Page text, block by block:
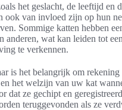
het geslacht, de leeftijd en
ook van invloed zijn op hun
Sommige katten hebben
anderen, wat kan leiden tot
te verkennen.
is het belangrijk om rekening
het welzijn van uw kat
dat ze gechipt en
teruggevonden als ze